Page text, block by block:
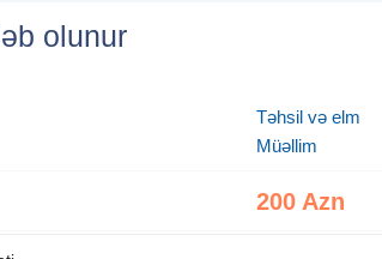
olunur
Təhsil və elm
Müəllim
200 Azn